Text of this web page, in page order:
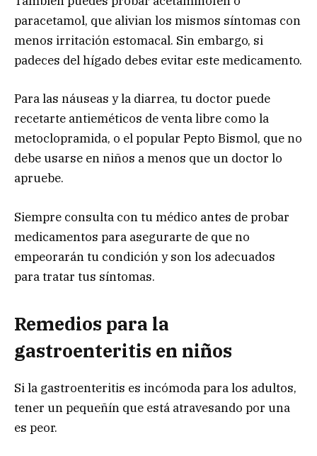
paracetamol, que alivian los mismos síntomas con
menos irritación estomacal. Sin embargo, si
padeces del hígado debes evitar este medicamento.
Para las náuseas y la diarrea, tu doctor puede
recetarte antieméticos de venta libre como la
metoclopramida, o el popular Pepto Bismol, que no
debe usarse en niños a menos que un doctor lo
apruebe.
Siempre consulta con tu médico antes de probar
medicamentos para asegurarte de que no
empeorarán tu condición y son los adecuados
para tratar tus síntomas.
Remedios para la
gastroenteritis en niños
Si la gastroenteritis es incómoda para los adultos,
tener un pequeñín que está atravesando por una
es peor.